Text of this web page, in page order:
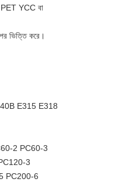
PET YCC বা
ভিত্তি করে।
E315 E318
2 PC60-3
3
PC200-6